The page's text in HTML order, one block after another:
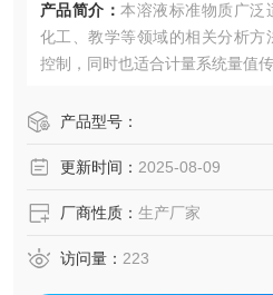
产品简介： 本溶液标准物质广泛
化工、教学等领域的相关分析方
控制，同时也适合计量系统量值
产品型号：
更新时间： 2025-08-09
厂商性质： 生产厂家
访问量： 223